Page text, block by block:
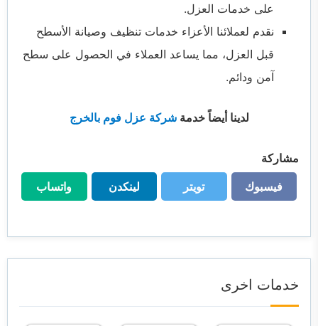
على خدمات العزل.
نقدم لعملائنا الأعزاء خدمات تنظيف وصيانة الأسطح
قبل العزل، مما يساعد العملاء في الحصول على سطح
آمن ودائم.
لدينا أيضاً خدمةشركة عزل فوم بالخرج
مشاركة
فيسبوك
فيسبوك
تويتر
تويتر
لينكدن
لينكدن
واتساب
واتساب
خدمات اخرى